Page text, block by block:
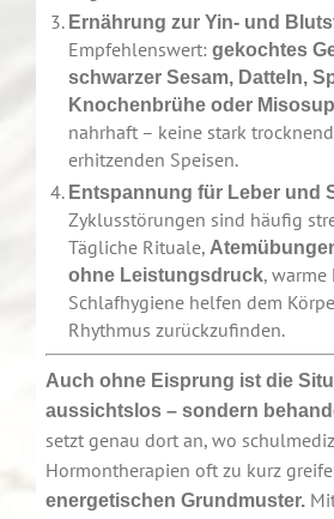
Ernährung zur Yin- und
Empfehlenswert: gekochtes
schwarzer Sesam, Datteln,
Knochenbrühe oder
nahrhaft – keine stark
erhitzenden Speisen.
Entspannung für Leber und
Zyklusstörungen sind häufig
Tägliche Rituale,
ohne Leistungsdruck, warme
Schlafhygiene helfen dem
Rhythmus zurückzufinden.
Auch ohne Eisprung ist die
aussichtslos – sondern
setzt genau dort an, wo
Hormontherapien oft zu kurz
energetischen Grundmuster.